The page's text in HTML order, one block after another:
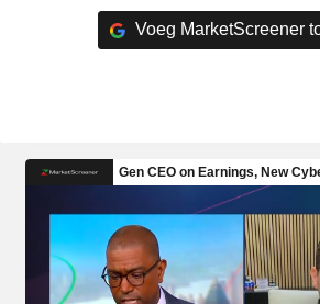
Voeg MarketScreener